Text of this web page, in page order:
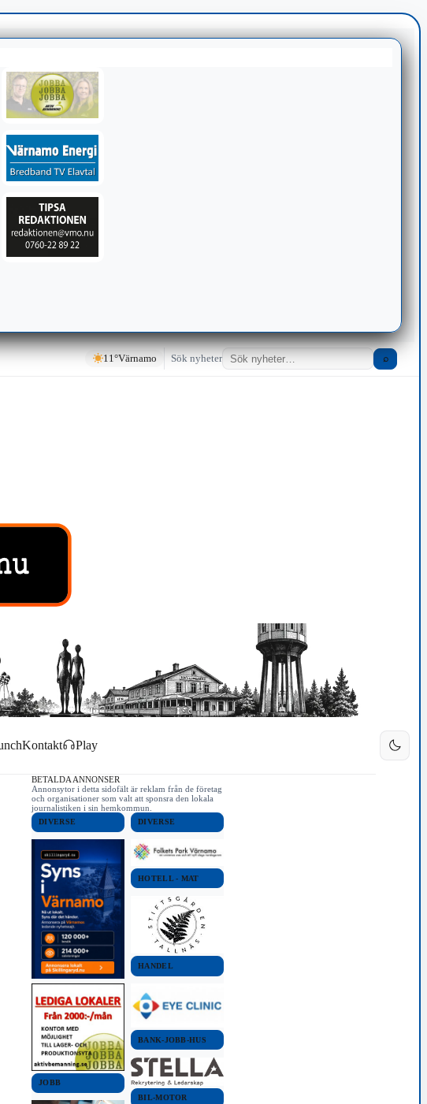
11°Värnamo Sök nyheter ⌕
Kontakt Play
BETALDA ANNONSER
Annonsytor i detta sidofält är reklam från de företag
och organisationer som valt att sponsra den lokala
journalistiken i sin hemkommun.
DIVERSE
JOBB
DIVERSE
HOTELL - MAT
HANDEL
BANK-JOBB-HUS
BIL-MOTOR